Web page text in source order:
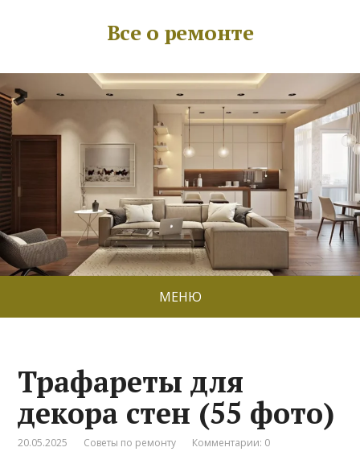
Все о ремонте
МЕНЮ
Трафареты для
декора стен (55 фото)
20.05.2025 Советы по ремонту Комментарии: 0